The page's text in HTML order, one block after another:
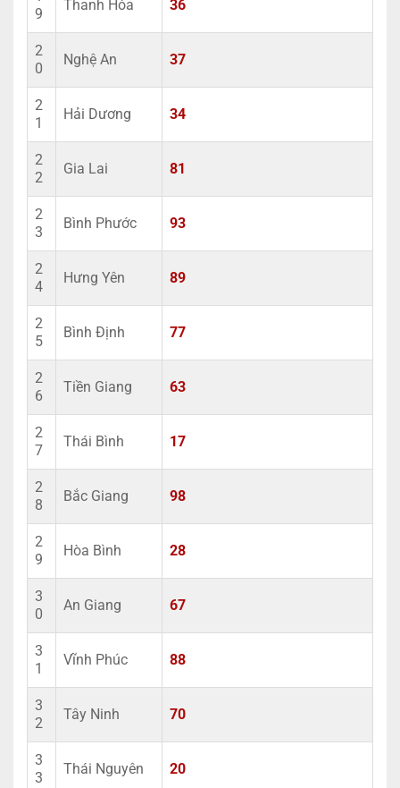
9
Thanh Hóa 36
2
0
Nghệ An 37
2
1
Hải Dương 34
2
2
Gia Lai 81
2
3
Bình Phước 93
2
4
Hưng Yên 89
2
5
Bình Định 77
2
6
Tiền Giang 63
2
7
Thái Bình 17
2
8
Bắc Giang 98
2
9
Hòa Bình 28
3
0
An Giang 67
3
1
Vĩnh Phúc 88
3
2
Tây Ninh 70
3
3
Thái Nguyên 20